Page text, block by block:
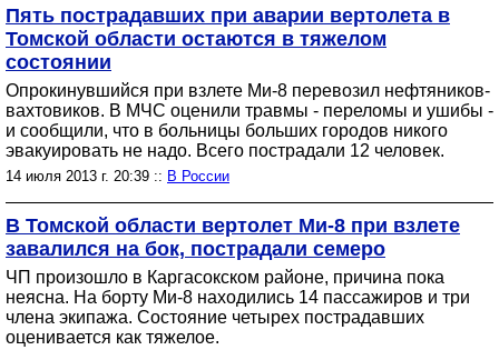
Пять пострадавших при аварии вертолета в
Томской области остаются в тяжелом
состоянии
Опрокинувшийся при взлете Ми-8 перевозил нефтяников-
вахтовиков. В МЧС оценили травмы - переломы и ушибы -
и сообщили, что в больницы больших городов никого
эвакуировать не надо. Всего пострадали 12 человек.
14 июля 2013 г. 20:39 :: В России
В Томской области вертолет Ми-8 при взлете
завалился на бок, пострадали семеро
ЧП произошло в Каргасокском районе, причина пока
неясна. На борту Ми-8 находились 14 пассажиров и три
члена экипажа. Состояние четырех пострадавших
оценивается как тяжелое.